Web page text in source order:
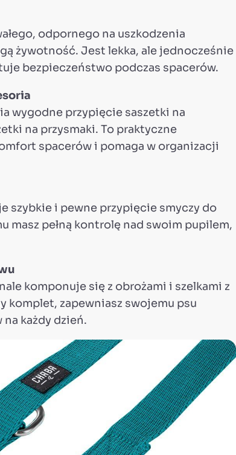
odpornego na uszkodzenia
żywotność. Jest lekka, ale jednocześnie
bezpieczeństwo podczas spacerów.
wygodne przypięcie saszetki na
na przysmaki. To praktyczne
spacerów i pomaga w organizacji
szybkie i pewne przypięcie smyczy do
masz pełną kontrolę nad swoim pupilem,
komponuje się z obrożami i szelkami z
komplet, zapewniasz swojemu psu
każdy dzień.